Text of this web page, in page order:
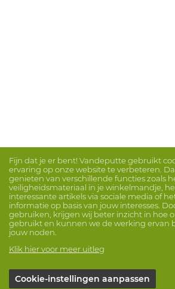
Fijn dat je er bent! Vandeputte gebruikt
ervaring op onze website te verbeteren.
genieten van verschillende functies zoals
veiligheidsmateriaal in je winkelmandje,
interessante artikels via sociale media of
informatie op basis van jouw interesses.
gebruiken, krijgen wij beter inzicht in hoe
gebruikt en kunnen we de werking ervan
jouw noden.
Klik hier voor meer uitleg
Cookie-instellingen aanpassen